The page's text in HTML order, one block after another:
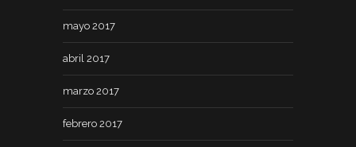
mayo 2017
abril 2017
marzo 2017
febrero 2017